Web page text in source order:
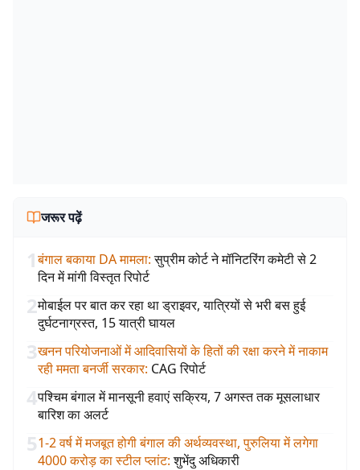
जरूर पढ़ें
1बंगाल बकाया DA मामला: सुप्रीम कोर्ट ने मॉनिटरिंग कमेटी से 2
दिन में मांगी विस्तृत रिपोर्ट
2मोबाईल पर बात कर रहा था ड्राइवर, यात्रियों से भरी बस हुई
दुर्घटनाग्रस्त, 15 यात्री घायल
3खनन परियोजनाओं में आदिवासियों के हितों की रक्षा करने में नाकाम
रही ममता बनर्जी सरकार: CAG रिपोर्ट
4पश्चिम बंगाल में मानसूनी हवाएं सक्रिय, 7 अगस्त तक मूसलाधार
बारिश का अलर्ट
51-2 वर्ष में मजबूत होगी बंगाल की अर्थव्यवस्था, पुरुलिया में लगेगा
4000 करोड़ का स्टील प्लांट: शुभेंदु अधिकारी